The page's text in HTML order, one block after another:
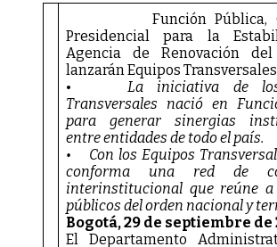
PDET
Función Pública,
Presidencial para la
Agencia de Renovación
lanzarán Equipos Transversales
• La iniciativa de
Transversales nació en
para generar sinergias
entre entidades de todo el país.
• Con los Equipos
conforma una red de
interinstitucional que reúne a
públicos del orden nacional y
Bogotá, 29 de septiembre de
El Departamento